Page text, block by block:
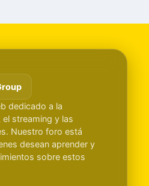
dedicado a la
streaming y las
Nuestro foro está
desean aprender y
sobre estos